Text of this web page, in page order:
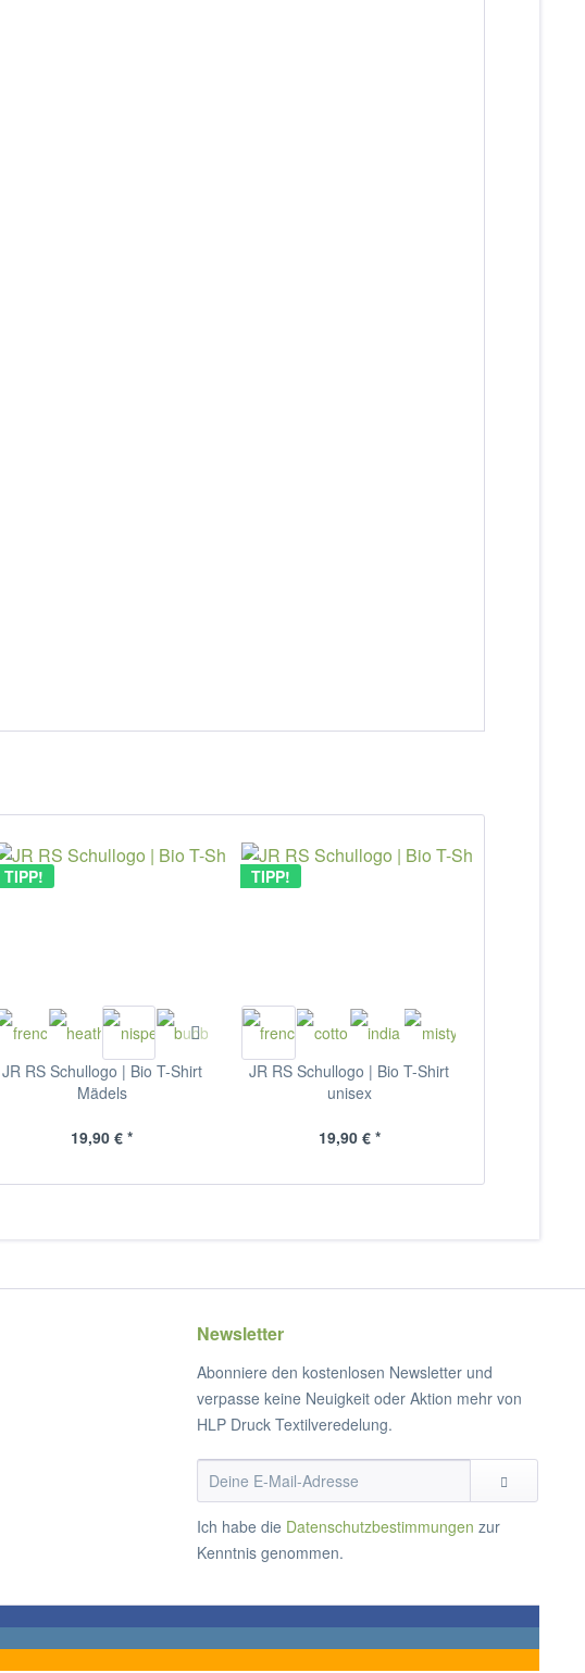
TIPP!
JR RS Schullogo | Bio T-Shirt
Mädels
19,90 € *
TIPP!
JR RS Schullogo | Bio T-Shirt
unisex
19,90 € *
Newsletter
Abonniere den kostenlosen Newsletter und
verpasse keine Neuigkeit oder Aktion mehr von
HLP Druck Textilveredelung.
Ich habe die Datenschutzbestimmungen zur
Kenntnis genommen.